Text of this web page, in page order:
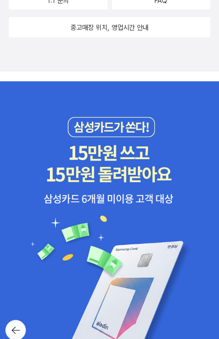
뒤로가
기
중고매장 위치, 영업시간 안내